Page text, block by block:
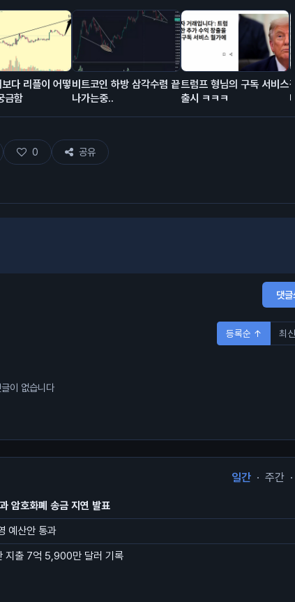
다 리플이 어떻
금함
비트코인 하방 삼각수렴 끝
나가는중..
트럼프 형님의 구독 서비스
출시 ㅋㅋㅋ
0 공유
댓
등록순 ↑ 최
글이 없습니다
일간 · 주간 ·
암호화폐 송금 지연 발표
예산안 통과
지출 7억 5,900만 달러 기록